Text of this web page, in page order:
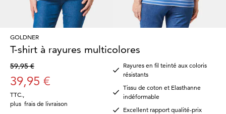
GOLDNER
T-shirt à rayures multicolores
59,95 €
39,95 €
TTC.
plus frais de livraison
Rayures en fil teinté aux coloris
résistants
Tissu de coton et Elasthanne
indéformable
Excellent rapport qualité-prix